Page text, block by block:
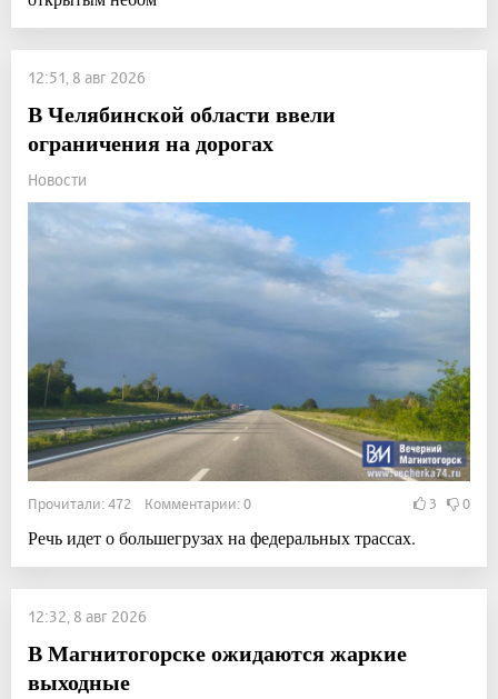
12:51, 8 авг 2026
В Челябинской области ввели
ограничения на дорогах
Новости
Прочитали: 472 Комментарии: 0 3 0
Речь идет о большегрузах на федеральных трассах.
12:32, 8 авг 2026
В Магнитогорске ожидаются жаркие
выходные